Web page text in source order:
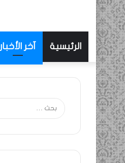
الرئيسية آخر الأخبار